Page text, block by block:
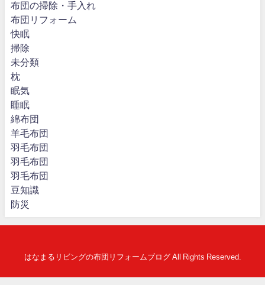
布団の掃除・手入れ
布団リフォーム
快眠
掃除
未分類
枕
眠気
睡眠
綿布団
羊毛布団
羽毛布団
羽毛布団
羽毛布団
豆知識
防災
はなまるリビングの布団リフォームブログ All Rights Reserved.